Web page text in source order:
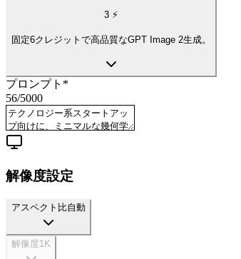
3 ⚡
固定6クレジットで高品質なGPT Image 2生成。
プロンプト *
56/5000
解像度設定
アスペクト比自動
解像度1K